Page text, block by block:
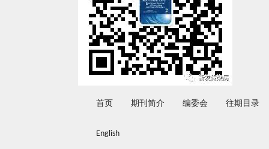
首页 期刊简介 编委会 往期目录
English